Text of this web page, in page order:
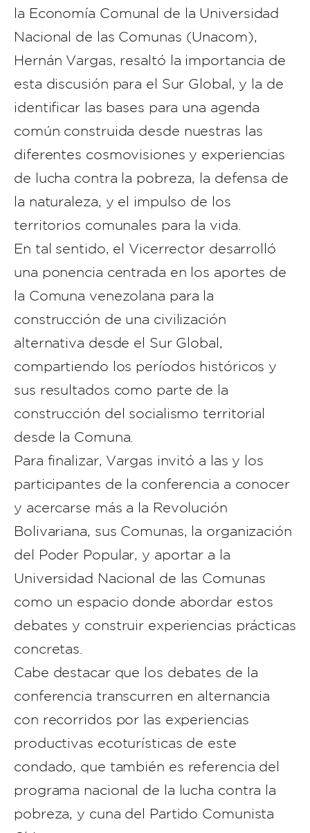
la Economía Comunal de la Universidad
Nacional de las Comunas (Unacom),
Hernán Vargas, resaltó la importancia de
esta discusión para el Sur Global, y la de
identificar las bases para una agenda
común construida desde nuestras las
diferentes cosmovisiones y experiencias
de lucha contra la pobreza, la defensa de
la naturaleza, y el impulso de los
territorios comunales para la vida.
En tal sentido, el Vicerrector desarrolló
una ponencia centrada en los aportes de
la Comuna venezolana para la
construcción de una civilización
alternativa desde el Sur Global,
compartiendo los períodos históricos y
sus resultados como parte de la
construcción del socialismo territorial
desde la Comuna.
Para finalizar, Vargas invitó a las y los
participantes de la conferencia a conocer
y acercarse más a la Revolución
Bolivariana, sus Comunas, la organización
del Poder Popular, y aportar a la
Universidad Nacional de las Comunas
como un espacio donde abordar estos
debates y construir experiencias prácticas
concretas.
Cabe destacar que los debates de la
conferencia transcurren en alternancia
con recorridos por las experiencias
productivas ecoturísticas de este
condado, que también es referencia del
programa nacional de la lucha contra la
pobreza, y cuna del Partido Comunista